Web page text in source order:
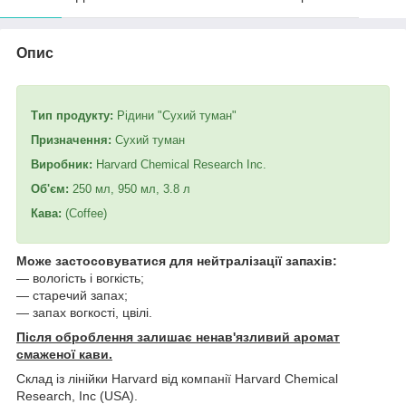
Опис
Тип продукту: Рідини "Сухий туман"
Призначення: Сухий туман
Виробник: Harvard Chemical Research Inc.
Об'єм: 250 мл, 950 мл, 3.8 л
Кава: (Coffee)
Може застосовуватися для нейтралізації запахів:
— вологість і вогкість;
— старечий запах;
— запах вогкості, цвілі.
Після оброблення залишає ненав'язливий аромат
смаженої кави.
Склад із лінійки Harvard від компанії Harvard Chemical
Research, Inc (USA).